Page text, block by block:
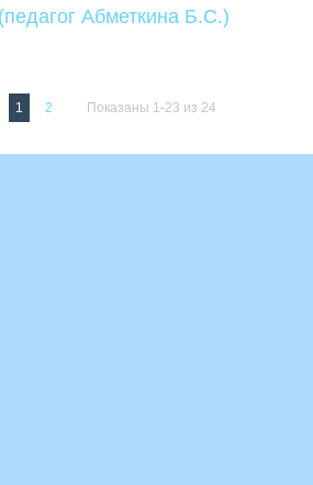
Абметкина Б.С.)
1 2 Показаны 1-23 из 24